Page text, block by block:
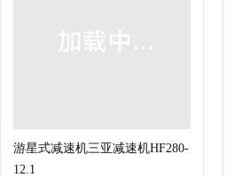
游星式减速机三亚减速机HF280-
12.1